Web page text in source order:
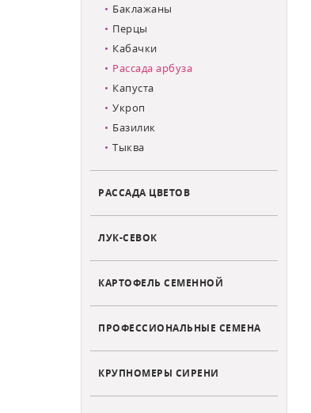
Баклажаны
Перцы
Кабачки
Рассада арбуза
Капуста
Укроп
Базилик
Тыква
РАССАДА ЦВЕТОВ
ЛУК-СЕВОК
КАРТОФЕЛЬ СЕМЕННОЙ
ПРОФЕССИОНАЛЬНЫЕ СЕМЕНА
КРУПНОМЕРЫ СИРЕНИ